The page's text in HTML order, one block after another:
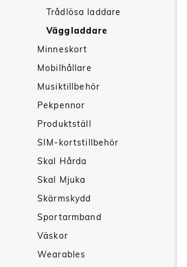
Trådlösa laddare
Väggladdare
Minneskort
Mobilhållare
Musiktillbehör
Pekpennor
Produktställ
SIM-kortstillbehör
Skal Hårda
Skal Mjuka
Skärmskydd
Sportarmband
Väskor
Wearables